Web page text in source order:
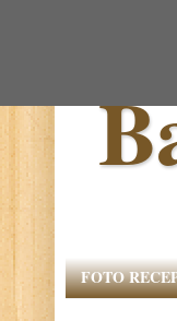
FOTO